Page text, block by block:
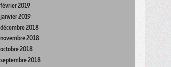
février 2019
janvier 2019
décembre 2018
novembre 2018
octobre 2018
septembre 2018